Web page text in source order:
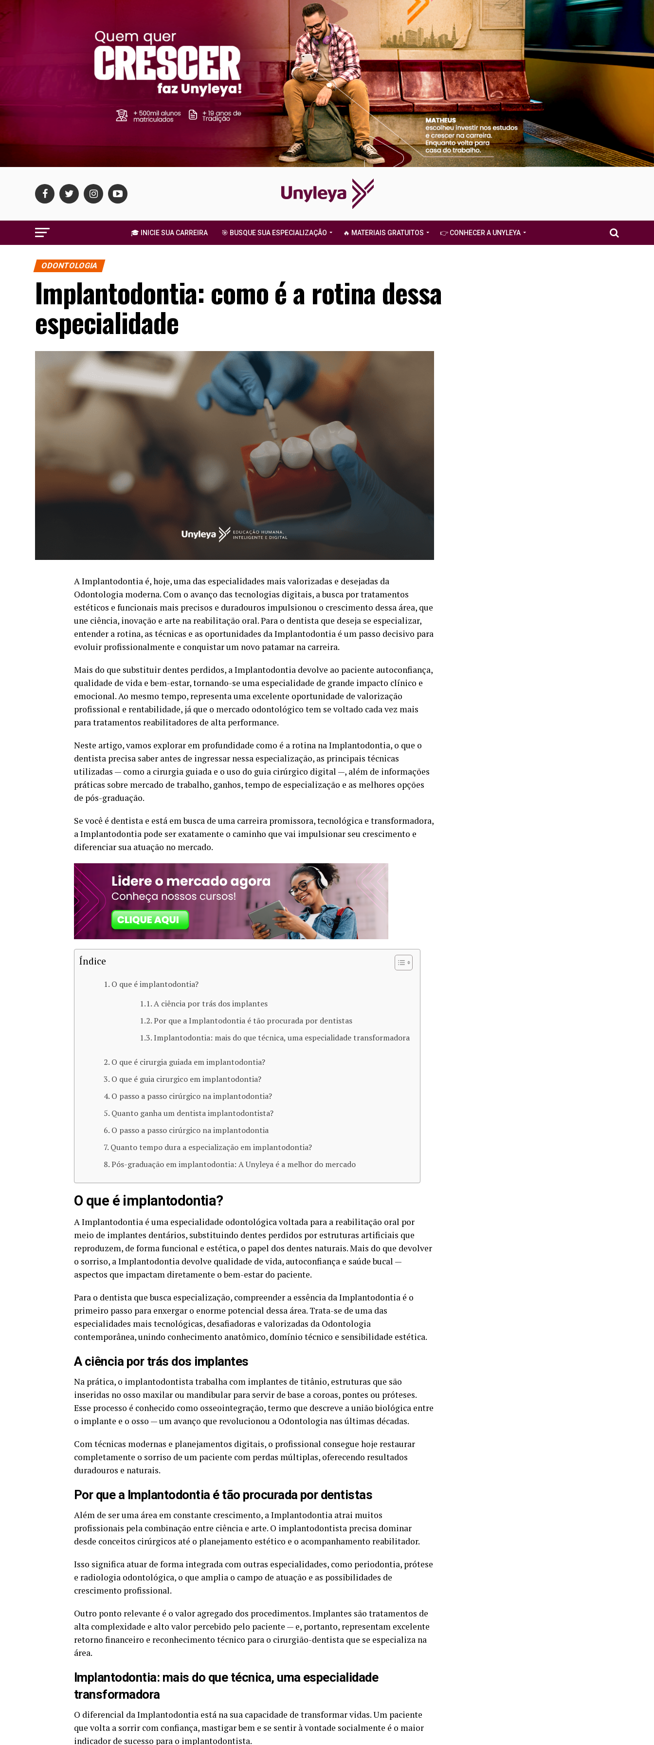
🎓 INICIE SUA CARREIRA 🎯 BUSQUE SUA ESPECIALIZAÇÃO 🔥 MATERIAIS GRATUITOS 👉 CONHECER A UNYLEYA
ODONTOLOGIA
Implantodontia: como é a rotina dessa
especialidade
A Implantodontia é, hoje, uma das especialidades mais valorizadas e desejadas da
Odontologia moderna. Com o avanço das tecnologias digitais, a busca por tratamentos
estéticos e funcionais mais precisos e duradouros impulsionou o crescimento dessa área, que
une ciência, inovação e arte na reabilitação oral. Para o dentista que deseja se especializar,
entender a rotina, as técnicas e as oportunidades da Implantodontia é um passo decisivo para
evoluir profissionalmente e conquistar um novo patamar na carreira.
Mais do que substituir dentes perdidos, a Implantodontia devolve ao paciente autoconfiança,
qualidade de vida e bem-estar, tornando-se uma especialidade de grande impacto clínico e
emocional. Ao mesmo tempo, representa uma excelente oportunidade de valorização
profissional e rentabilidade, já que o mercado odontológico tem se voltado cada vez mais
para tratamentos reabilitadores de alta performance.
Neste artigo, vamos explorar em profundidade como é a rotina na Implantodontia, o que o
dentista precisa saber antes de ingressar nessa especialização, as principais técnicas
utilizadas — como a cirurgia guiada e o uso do guia cirúrgico digital —, além de informações
práticas sobre mercado de trabalho, ganhos, tempo de especialização e as melhores opções
de pós-graduação.
Se você é dentista e está em busca de uma carreira promissora, tecnológica e transformadora,
a Implantodontia pode ser exatamente o caminho que vai impulsionar seu crescimento e
diferenciar sua atuação no mercado.
Índice
O que é implantodontia?
A ciência por trás dos implantes
Por que a Implantodontia é tão procurada por dentistas
Implantodontia: mais do que técnica, uma especialidade transformadora
O que é cirurgia guiada em implantodontia?
O que é guia cirurgico em implantodontia?
O passo a passo cirúrgico na implantodontia?
Quanto ganha um dentista implantodontista​?
O passo a passo cirúrgico na implantodontia
Quanto tempo dura a especialização em implantodontia​?
Pós-graduação em implantodontia: A Unyleya é a melhor do mercado
O que é implantodontia?
A Implantodontia é uma especialidade odontológica voltada para a reabilitação oral por
meio de implantes dentários, substituindo dentes perdidos por estruturas artificiais que
reproduzem, de forma funcional e estética, o papel dos dentes naturais. Mais do que devolver
o sorriso, a Implantodontia devolve qualidade de vida, autoconfiança e saúde bucal —
aspectos que impactam diretamente o bem-estar do paciente.
Para o dentista que busca especialização, compreender a essência da Implantodontia é o
primeiro passo para enxergar o enorme potencial dessa área. Trata-se de uma das
especialidades mais tecnológicas, desafiadoras e valorizadas da Odontologia
contemporânea, unindo conhecimento anatômico, domínio técnico e sensibilidade estética.
A ciência por trás dos implantes
Na prática, o implantodontista trabalha com implantes de titânio, estruturas que são
inseridas no osso maxilar ou mandibular para servir de base a coroas, pontes ou próteses.
Esse processo é conhecido como osseointegração, termo que descreve a união biológica entre
o implante e o osso — um avanço que revolucionou a Odontologia nas últimas décadas.
Com técnicas modernas e planejamentos digitais, o profissional consegue hoje restaurar
completamente o sorriso de um paciente com perdas múltiplas, oferecendo resultados
duradouros e naturais.
Por que a Implantodontia é tão procurada por dentistas
Além de ser uma área em constante crescimento, a Implantodontia atrai muitos
profissionais pela combinação entre ciência e arte. O implantodontista precisa dominar
desde conceitos cirúrgicos até o planejamento estético e o acompanhamento reabilitador.
Isso significa atuar de forma integrada com outras especialidades, como periodontia, prótese
e radiologia odontológica, o que amplia o campo de atuação e as possibilidades de
crescimento profissional.
Outro ponto relevante é o valor agregado dos procedimentos. Implantes são tratamentos de
alta complexidade e alto valor percebido pelo paciente — e, portanto, representam excelente
retorno financeiro e reconhecimento técnico para o cirurgião-dentista que se especializa na
área.
Implantodontia: mais do que técnica, uma especialidade
transformadora
O diferencial da Implantodontia está na sua capacidade de transformar vidas. Um paciente
que volta a sorrir com confiança, mastigar bem e se sentir à vontade socialmente é o maior
indicador de sucesso para o implantodontista.